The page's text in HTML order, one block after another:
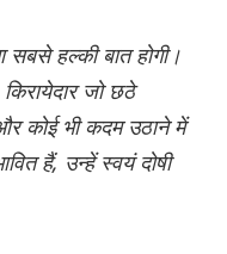
हल्की बात होगी।
जो छठे
और कोई भी कदम उठाने में
हैं, उन्हें स्वयं दोषी